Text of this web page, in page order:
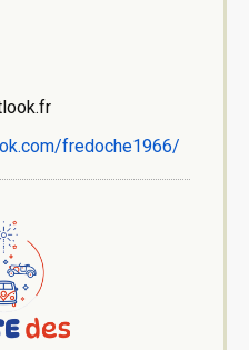
fredoche1966/